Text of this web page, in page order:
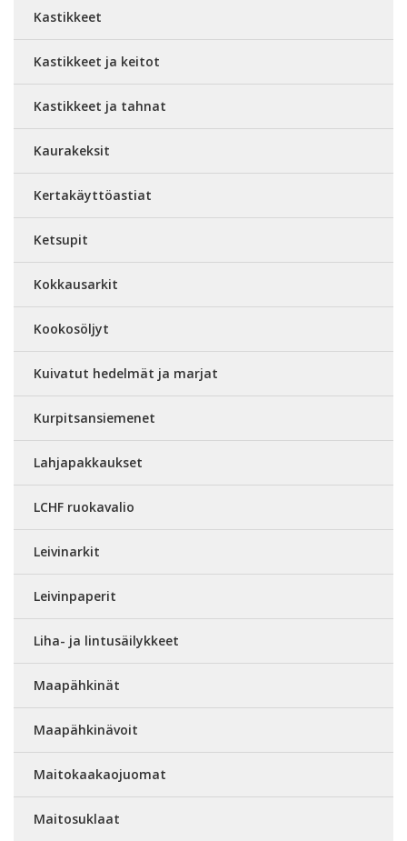
Kastikkeet
Kastikkeet ja keitot
Kastikkeet ja tahnat
Kaurakeksit
Kertakäyttöastiat
Ketsupit
Kokkausarkit
Kookosöljyt
Kuivatut hedelmät ja marjat
Kurpitsansiemenet
Lahjapakkaukset
LCHF ruokavalio
Leivinarkit
Leivinpaperit
Liha- ja lintusäilykkeet
Maapähkinät
Maapähkinävoit
Maitokaakaojuomat
Maitosuklaat